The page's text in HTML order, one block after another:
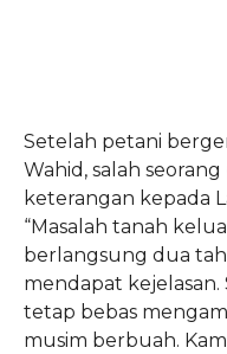
Setelah petani
Wahid, salah
keterangan kepada
“Masalah tanah
berlangsung dua
mendapat
tetap bebas
musim berbuah.